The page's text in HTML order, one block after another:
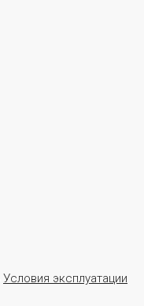
Условия эксплуатации